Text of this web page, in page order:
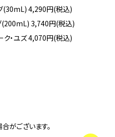
(30mL) 4,290円(税込)
(200mL) 3,740円(税込)
ク・ユズ 4,070円(税込)
がございます。